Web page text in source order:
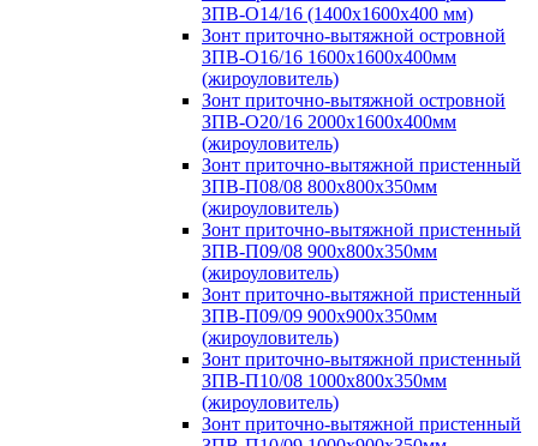
ЗПВ-О14/16 (1400х1600х400 мм)
Зонт приточно-вытяжной островной
ЗПВ-О16/16 1600х1600х400мм
(жироуловитель)
Зонт приточно-вытяжной островной
ЗПВ-О20/16 2000х1600х400мм
(жироуловитель)
Зонт приточно-вытяжной пристенный
ЗПВ-П08/08 800х800х350мм
(жироуловитель)
Зонт приточно-вытяжной пристенный
ЗПВ-П09/08 900х800х350мм
(жироуловитель)
Зонт приточно-вытяжной пристенный
ЗПВ-П09/09 900х900х350мм
(жироуловитель)
Зонт приточно-вытяжной пристенный
ЗПВ-П10/08 1000х800х350мм
(жироуловитель)
Зонт приточно-вытяжной пристенный